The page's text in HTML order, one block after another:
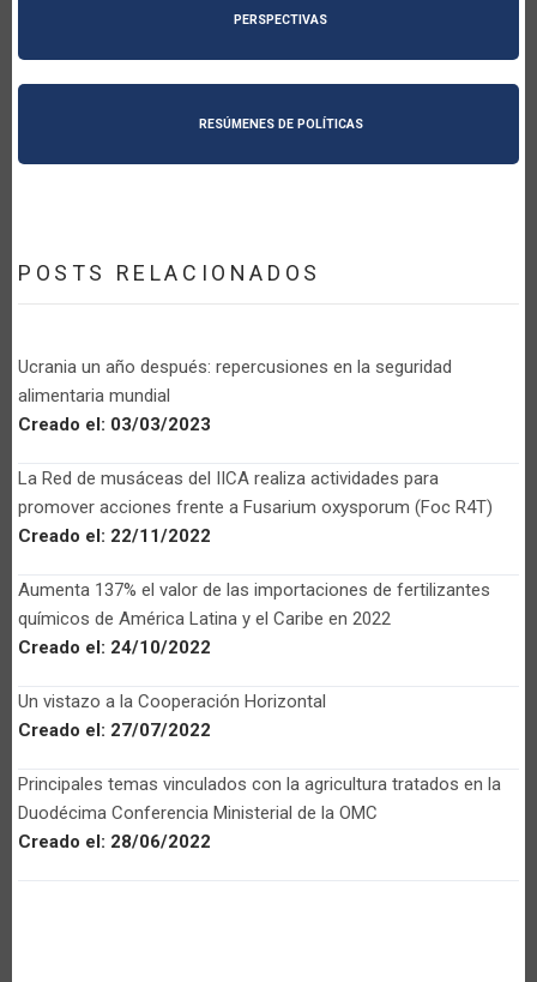
PERSPECTIVAS
RESÚMENES DE POLÍTICAS
POSTS RELACIONADOS
Ucrania un año después: repercusiones en la seguridad
alimentaria mundial
Creado el: 03/03/2023
La Red de musáceas del IICA realiza actividades para
promover acciones frente a Fusarium oxysporum (Foc R4T)
Creado el: 22/11/2022
Aumenta 137% el valor de las importaciones de fertilizantes
químicos de América Latina y el Caribe en 2022
Creado el: 24/10/2022
Un vistazo a la Cooperación Horizontal
Creado el: 27/07/2022
Principales temas vinculados con la agricultura tratados en la
Duodécima Conferencia Ministerial de la OMC
Creado el: 28/06/2022